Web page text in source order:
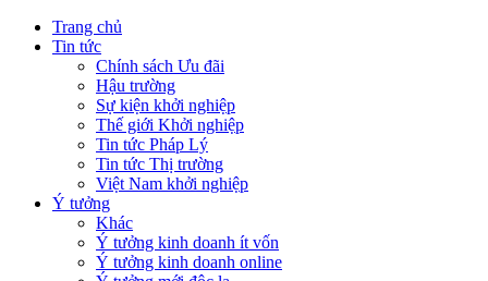
Trang chủ
Tin tức
Chính sách Ưu đãi
Hậu trường
Sự kiện khởi nghiệp
Thế giới Khởi nghiệp
Tin tức Pháp Lý
Tin tức Thị trường
Việt Nam khởi nghiệp
Ý tưởng
Khác
Ý tưởng kinh doanh ít vốn
Ý tưởng kinh doanh online